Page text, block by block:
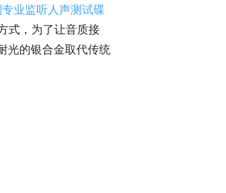
业监听人声测试碟
式，为了让音质接
光的银合金取代传统